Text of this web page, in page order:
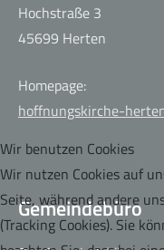
Hochstraße 3
45699 Herten
Homepage:
hoffnungskirche-
Gemeindebüro
Wir benutzen Cookies
Wir nutzen Cookies auf
Seite, während andere
(Tracking Cookies). Sie
Café der guten Hoffnung